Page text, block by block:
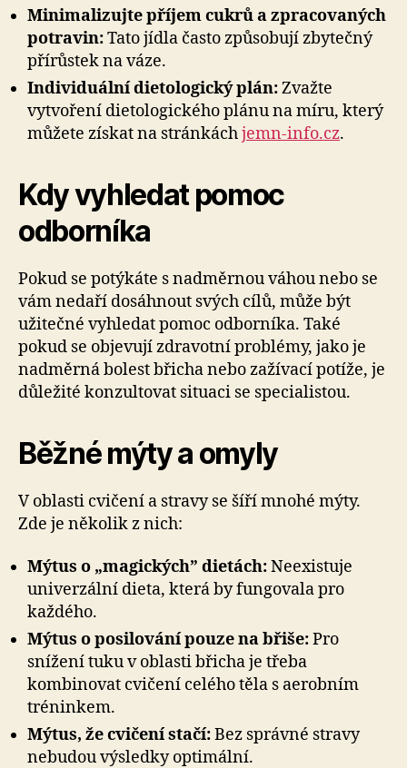
Minimalizujte příjem cukrů a zpracovaných
potravin:Tato jídla často způsobují zbytečný
přírůstek na váze.
Individuální dietologický plán:Zvažte
vytvoření dietologického plánu na míru, který
můžete získat na stránkáchjemn-info.cz.
Kdy vyhledat pomoc
odborníka
Pokud se potýkáte s nadměrnou váhou nebo se
vám nedaří dosáhnout svých cílů, může být
užitečné vyhledat pomoc odborníka. Také
pokud se objevují zdravotní problémy, jako je
nadměrná bolest břicha nebo zažívací potíže, je
důležité konzultovat situaci se specialistou.
Běžné mýty a omyly
V oblasti cvičení a stravy se šíří mnohé mýty.
Zde je několik z nich:
Mýtus o „magických” dietách:Neexistuje
univerzální dieta, která by fungovala pro
každého.
Mýtus o posilování pouze na břiše:Pro
snížení tuku v oblasti břicha je třeba
kombinovat cvičení celého těla s aerobním
tréninkem.
Mýtus, že cvičení stačí:Bez správné stravy
nebudou výsledky optimální.